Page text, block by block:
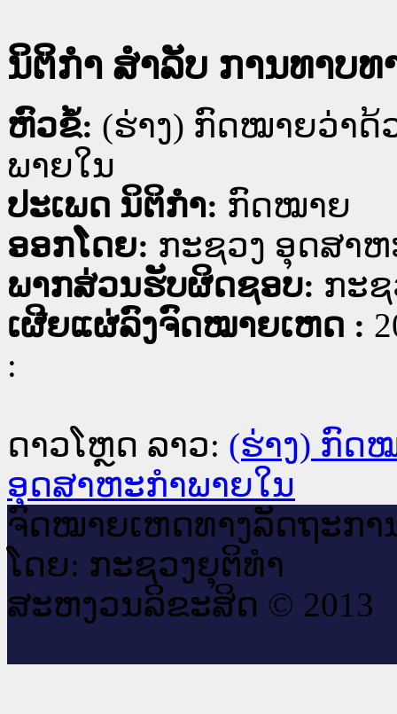
ນິຕິກໍາ ສໍາລັບ ການທາບທ
ຫົວຂໍ້: (ຮ່າງ) ກົດໝາຍວ່າດ້
ພາຍໃນ
ປະເພດ ນິຕິກໍາ: ກົດໝາຍ
ອອກໂດຍ: ກະຊວງ ອຸດສາ
ພາກສ່ວນຮັບຜິດຊອບ: ກະ
ເຜີຍແຜ່ລົງຈົດໝາຍເຫດ :
:
ດາວໂຫຼດ ລາວ: (ຮ່າງ) ກົດ
ອຸດສາຫະກຳພາຍໃນ
ຈົດ​ໝາຍ​ເຫດ​ທາງ​ລັດ​ຖະ​ກາ
ໂດຍ: ກະ​ຊວງຍຸ​ຕິ​ທຳ
ສະ​ຫງວນ​ລິ​ຂະ​ສິດ © 2013